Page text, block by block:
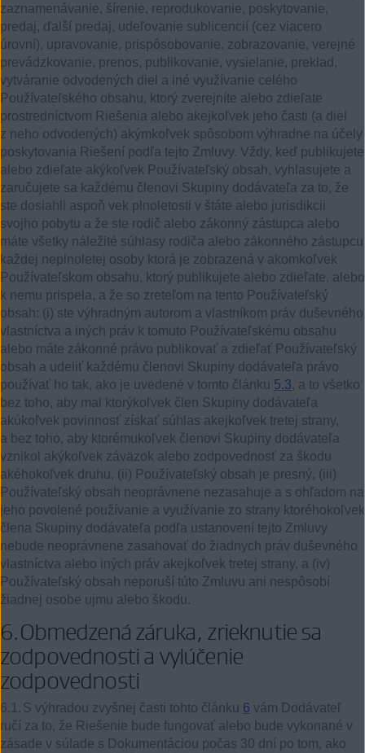
zaznamenávanie, šírenie, reprodukovanie, poskytovanie,
predaj, ďalší predaj, udeľovanie sublicencií (cez viacero
úrovní), upravovanie, prispôsobovanie, zobrazovanie, verejné
prevádzkovanie, prenos, publikovanie, vysielanie, preklad,
vytváranie odvodených diel a iné využívanie celého
Používateľského obsahu, ktorý zverejníte alebo zdieľate
prostredníctvom Riešenia alebo akejkoľvek jeho časti (a diel
z neho odvodených) akýmkoľvek spôsobom výhradne na účely
poskytovania Riešení podľa tejto Zmluvy. Vždy, keď publikujete
alebo zdieľate akýkoľvek Používateľský obsah, vyhlasujete a
zaručujete sa každému členovi Skupiny dodávateľa za to, že
ste dosiahli aspoň vek plnoletosti v štáte alebo jurisdikcii
svojho pobytu a že ste rodič alebo zákonný zástupca alebo
máte všetky náležité súhlasy rodiča alebo zákonného zástupcu
každej neplnoletej osoby ktorá je zobrazená v akomkoľvek
Používateľskom obsahu, ktorý publikujete alebo zdieľate, alebo
k nemu prispela, a že so zreteľom na tento Používateľský
obsah: (i) ste výhradným autorom a vlastníkom práv duševného
vlastníctva a iných práv k tomuto Používateľskému obsahu
alebo máte zákonné právo publikovať a zdieľať Používateľský
obsah a udeliť každému členovi Skupiny dodávateľa právo
používať ho tak, ako je uvedené v tomto článku 5.3, a to všetko
bez toho, aby mal ktorýkoľvek člen Skupiny dodávateľa
akúkoľvek povinnosť získať súhlas akejkoľvek tretej strany,
a bez toho, aby ktorémukoľvek členovi Skupiny dodávateľa
vznikol akýkoľvek záväzok alebo zodpovednosť za škodu
akéhokoľvek druhu, (ii) Používateľský obsah je presný, (iii)
Používateľský obsah neoprávnene nezasahuje a s ohľadom na
jeho povolené používanie a využívanie zo strany ktoréhokoľvek
člena Skupiny dodávateľa podľa ustanovení tejto Zmluvy
nebude neoprávnene zasahovať do žiadnych práv duševného
vlastníctva alebo iných práv akejkoľvek tretej strany, a (iv)
Používateľský obsah neporuší túto Zmluvu ani nespôsobí
žiadnej osobe ujmu alebo škodu.
6.Obmedzená záruka, zrieknutie sa
zodpovednosti a vylúčenie
zodpovednosti
6.1. S výhradou zvyšnej časti tohto článku 6 vám Dodávateľ
ručí za to, že Riešenie bude fungovať alebo bude vykonané v
zásade v súlade s Dokumentáciou počas 30 dní po tom, ako